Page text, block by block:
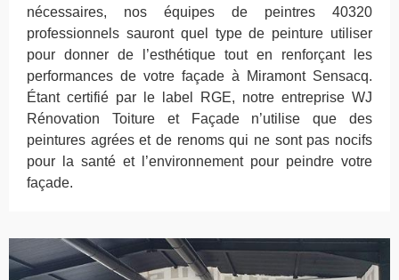
nécessaires, nos équipes de peintres 40320
professionnels sauront quel type de peinture utiliser
pour donner de l’esthétique tout en renforçant les
performances de votre façade à Miramont Sensacq.
Étant certifié par le label RGE, notre entreprise WJ
Rénovation Toiture et Façade n’utilise que des
peintures agrées et de renoms qui ne sont pas nocifs
pour la santé et l’environnement pour peindre votre
façade.